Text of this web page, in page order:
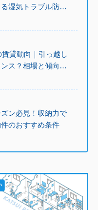
湿気トラブル防止
賃貸動向｜引っ越し
ス？相場と傾向を
ン必見！収納力で
のおすすめ条件